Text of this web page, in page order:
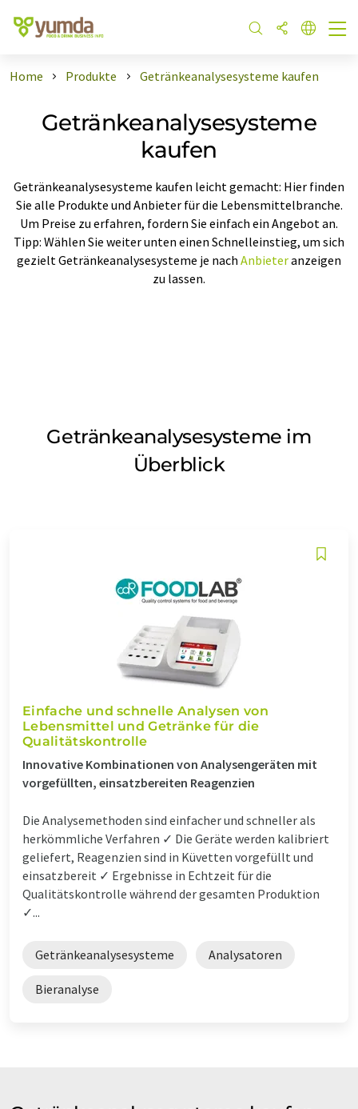
Home Produkte Getränkeanalysesysteme kaufen
Getränkeanalysesysteme
kaufen
Getränkeanalysesysteme kaufen leicht gemacht: Hier finden
Sie alle Produkte und Anbieter für die Lebensmittelbranche.
Um Preise zu erfahren, fordern Sie einfach ein Angebot an.
Tipp: Wählen Sie weiter unten einen Schnelleinstieg, um sich
gezielt Getränkeanalysesysteme je nach Anbieteranzeigen
zu lassen.
Getränkeanalysesysteme im
Überblick
Einfache und schnelle Analysen von
Lebensmittel und Getränke für die
Qualitätskontrolle
Innovative Kombinationen von Analysengeräten mit
vorgefüllten, einsatzbereiten Reagenzien
Die Analysemethoden sind einfacher und schneller als
herkömmliche Verfahren ✓ Die Geräte werden kalibriert
geliefert, Reagenzien sind in Küvetten vorgefüllt und
einsatzbereit ✓ Ergebnisse in Echtzeit für die
Qualitätskontrolle während der gesamten Produktion
✓...
Getränkeanalysesysteme Analysatoren
Bieranalyse